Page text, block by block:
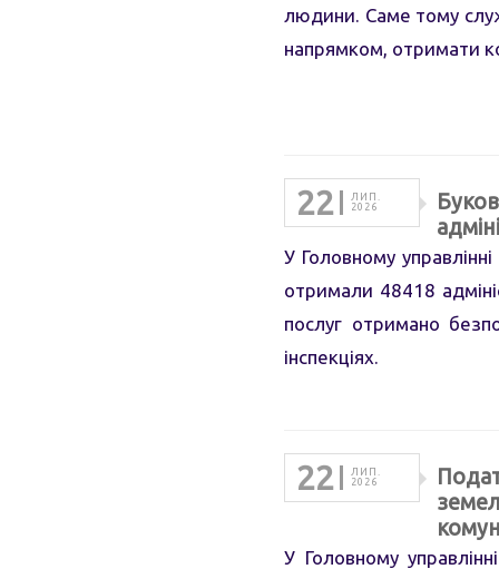
людини. Саме тому
напрямком, отримати
22
ЛИП.
2026
У Головному
отримали 48418
послуг отримано
інспекціях.
22
ЛИП.
2026
У Головному